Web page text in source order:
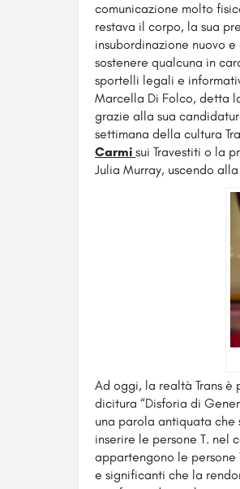
comunicazione molto
restava il corpo, la sua
insubordinazione nuovo
sostenere qualcuna in
sportelli legali e
Marcella Di Folco, detta
grazie alla sua
settimana della cultura
Carmi sui Travestiti o la
Julia Murray, uscendo
Ad oggi, la realtà Trans
dicitura “Disforia di
una parola antiquata
inserire le persone T. nel
appartengono le persone
e significanti che la